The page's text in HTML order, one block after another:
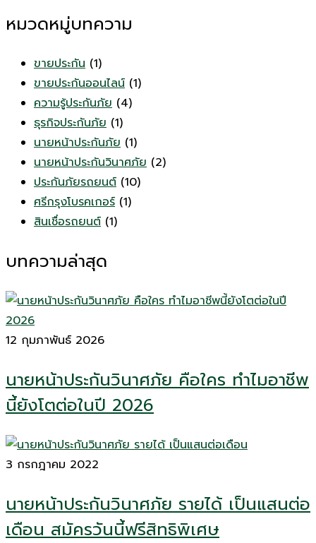
หมวดหมู่บทความ
ขายประกัน (1)
ขายประกันออนไลน์ (1)
ความรู้ประกันภัย (4)
ธุรกิจประกันภัย (1)
นายหน้าประกันภัย (1)
นายหน้าประกันวินาศภัย (2)
ประกันภัยรถยนต์ (10)
ศรีกรุงโบรคเกอร์ (1)
สินเชื่อรถยนต์ (1)
บทความล่าสุด
12 กุมภาพันธ์ 2026
นายหน้าประกันวินาศภัย คือใคร ทำไมอาชีพ
นี้ยังโตต่อในปี 2026
3 กรกฎาคม 2022
นายหน้าประกันวินาศภัย รายได้ เป็นแสนต่อ
เดือน สมัครวันนี้ฟรีสิทธิพิเศษ